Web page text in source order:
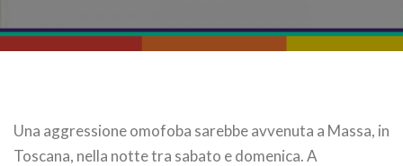
Una aggressione omofoba sarebbe avvenuta a Massa, in
Toscana, nella notte tra sabato e domenica. A